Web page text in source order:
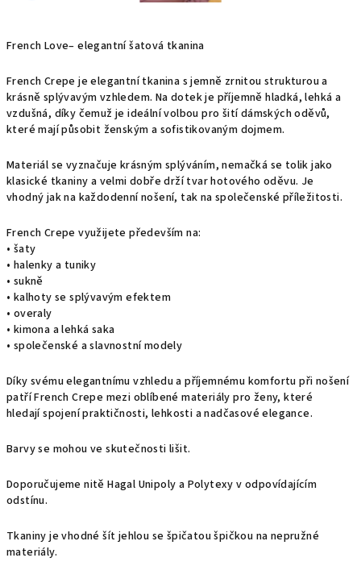
French Love– elegantní šatová tkanina
French Crepe je elegantní tkanina s jemně zrnitou strukturou a
krásně splývavým vzhledem. Na dotek je příjemně hladká, lehká a
vzdušná, díky čemuž je ideální volbou pro šití dámských oděvů,
které mají působit ženským a sofistikovaným dojmem.
Materiál se vyznačuje krásným splýváním, nemačká se tolik jako
klasické tkaniny a velmi dobře drží tvar hotového oděvu. Je
vhodný jak na každodenní nošení, tak na společenské příležitosti.
French Crepe využijete především na:
• šaty
• halenky a tuniky
• sukně
• kalhoty se splývavým efektem
• overaly
• kimona a lehká saka
• společenské a slavnostní modely
Díky svému elegantnímu vzhledu a příjemnému komfortu při nošení
patří French Crepe mezi oblíbené materiály pro ženy, které
hledají spojení praktičnosti, lehkosti a nadčasové elegance.
Barvy se mohou ve skutečnosti lišit.
Doporučujeme nitě Hagal Unipoly a Polytexy v odpovídajícím
odstínu.
Tkaniny je vhodné šít jehlou se špičatou špičkou na nepružné
materiály.